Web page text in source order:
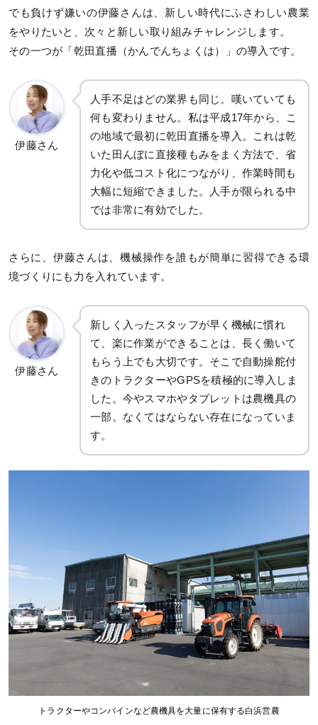
でも負けず嫌いの伊藤さんは、新しい時代にふさわしい農業
をやりたいと、次々と新しい取り組みチャレンジします。
その一つが「乾田直播（かんでんちょくは）」の導入です。
伊藤さん
人手不足はどの業界も同じ。嘆いていても
何も変わりません。私は平成17年から、こ
の地域で最初に乾田直播を導入。これは乾
いた田んぼに直接種もみをまく方法で、省
力化や低コスト化につながり、作業時間も
大幅に短縮できました。人手が限られる中
では非常に有効でした。
さらに、伊藤さんは、機械操作を誰もが簡単に習得できる環
境づくりにも力を入れています。
伊藤さん
新しく入ったスタッフが早く機械に慣れ
て、楽に作業ができることは、長く働いて
もらう上でも大切です。そこで自動操舵付
きのトラクターやGPSを積極的に導入しま
した。今やスマホやタブレットは農機具の
一部。なくてはならない存在になっていま
す。
トラクターやコンバインなど農機具を大量に保有する白浜営農